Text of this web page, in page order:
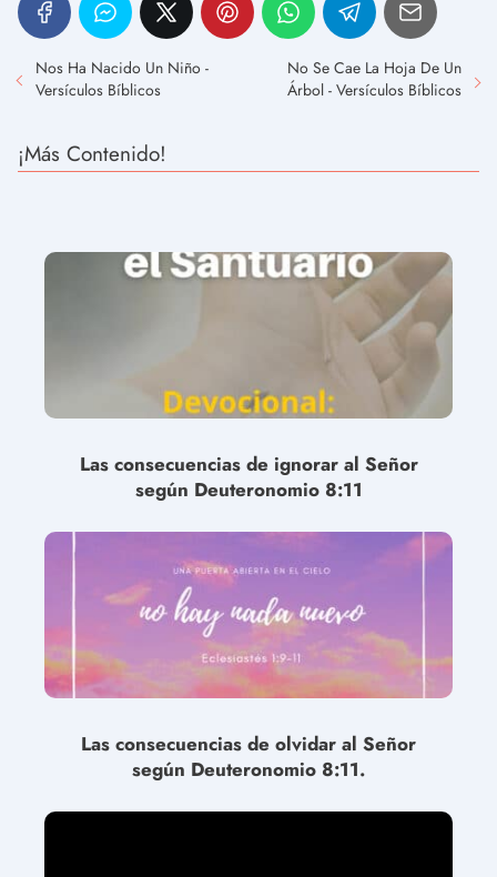
Nos Ha Nacido Un Niño -
Versículos Bíblicos
No Se Cae La Hoja De Un
Árbol - Versículos Bíblicos
¡Más Contenido!
Las consecuencias de ignorar al Señor
según Deuteronomio 8:11
Las consecuencias de olvidar al Señor
según Deuteronomio 8:11.